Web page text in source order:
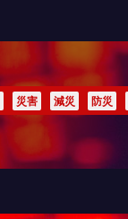
災害 減災 防災